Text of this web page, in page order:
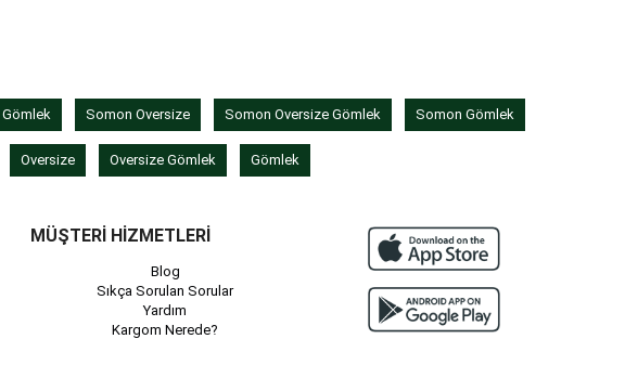
Somon Oversize Somon Oversize Gömlek Somon Gömlek
Oversize Oversize Gömlek Gömlek
MÜŞTERİ HİZMETLERİ
Blog
Sıkça Sorulan Sorular
Yardım
Kargom Nerede?